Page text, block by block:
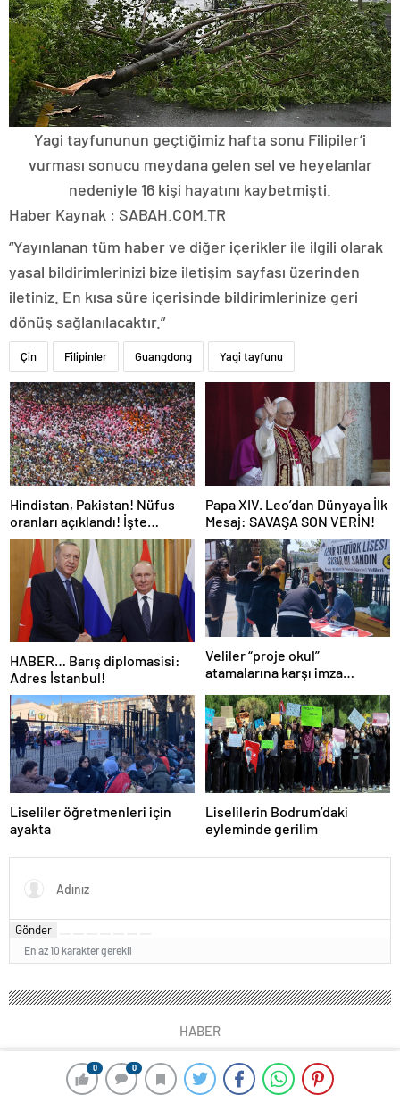
0 0
Yagi tayfununun geçtiğimiz hafta sonu Filipiler’i
vurması sonucu meydana gelen sel ve heyelanlar
nedeniyle 16 kişi hayatını kaybetmişti.
Haber Kaynak : SABAH.COM.TR
“Yayınlanan tüm haber ve diğer içerikler ile ilgili olarak
yasal bildirimlerinizi bize iletişim sayfası üzerinden
iletiniz. En kısa süre içerisinde bildirimlerinize geri
dönüş sağlanılacaktır.”
Çin Filipinler Guangdong Yagi tayfunu
Hindistan, Pakistan! Nüfus
oranları açıklandı! İşte
Dünyanın en kalabalık ülkesi!
Dünya haritası ülkeler!
Papa XIV. Leo’dan Dünyaya İlk
Mesaj: SAVAŞA SON VERİN!
HABER… Barış diplomasisi:
Adres İstanbul!
Veliler “proje okul”
atamalarına karşı imza
Liseliler öğretmenleri için
ayakta
Liselilerin Bodrum’daki
eyleminde gerilim
Gönder
En az 10 karakter gerekli
HABER